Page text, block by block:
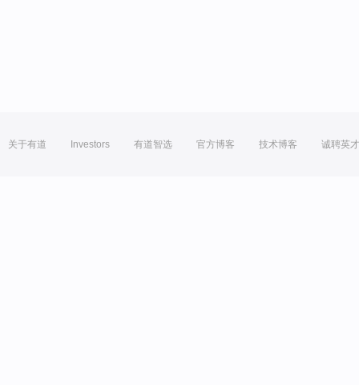
关于有道 Investors 有道智选 官方博客 技术博客 诚聘英才